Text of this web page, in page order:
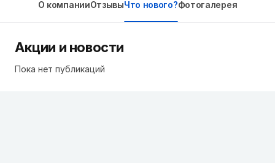
О компанииОтзывыЧто нового?Фотогалерея
Акции и новости
Пока нет публикаций